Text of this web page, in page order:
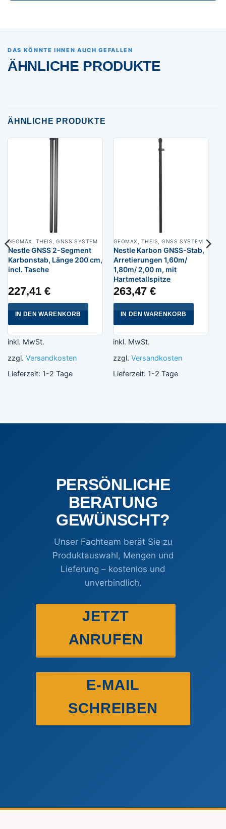
DAS KÖNNTE IHNEN AUCH GEFALLEN
ÄHNLICHE PRODUKTE
ÄHNLICHE PRODUKTE
GEOMAX, THEIS, GNSS SYSTEM
Nestle GNSS 2-Segment
Karbonstab, Länge 200 cm,
incl. Tasche
227,41 €
IN DEN WARENKORB
inkl. MwSt.
zzgl. Versandkosten
Lieferzeit: 1-2 Tage
GEOMAX, THEIS, GNSS SYSTEM
Nestle Karbon GNSS-Stab,
Arretierungen 1,60m/
1,80m/ 2,00 m, mit
Hartmetallspitze
263,47 €
IN DEN WARENKORB
inkl. MwSt.
zzgl. Versandkosten
Lieferzeit: 1-2 Tage
PERSÖNLICHE
BERATUNG
GEWÜNSCHT?
Unser Fachteam berät Sie zu
Produktauswahl, Mengen und
Lieferung – kostenlos und
unverbindlich.
JETZT
ANRUFEN
E-MAIL
SCHREIBEN